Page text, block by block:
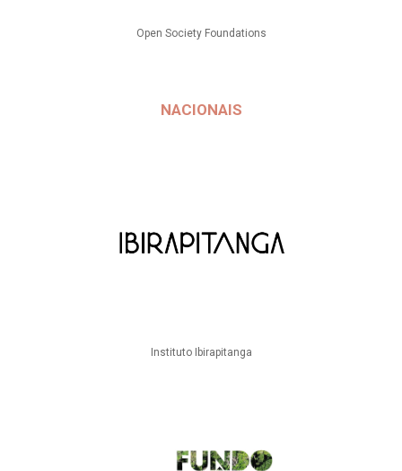
Open Society Foundations
NACIONAIS
Instituto Ibirapitanga